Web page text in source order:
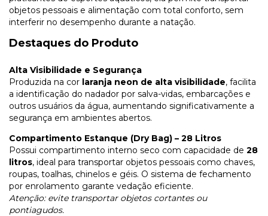
objetos pessoais e alimentação com total conforto, sem
interferir no desempenho durante a natação.
Destaques do Produto
Alta Visibilidade e Segurança
Produzida na cor laranja neon de alta visibilidade, facilita
a identificação do nadador por salva-vidas, embarcações e
outros usuários da água, aumentando significativamente a
segurança em ambientes abertos.
Compartimento Estanque (Dry Bag) – 28 Litros
Possui compartimento interno seco com capacidade de 28
litros, ideal para transportar objetos pessoais como chaves,
roupas, toalhas, chinelos e géis. O sistema de fechamento
por enrolamento garante vedação eficiente.
Atenção: evite transportar objetos cortantes ou
pontiagudos.